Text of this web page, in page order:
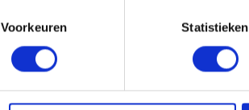
Voorkeuren Statistieken